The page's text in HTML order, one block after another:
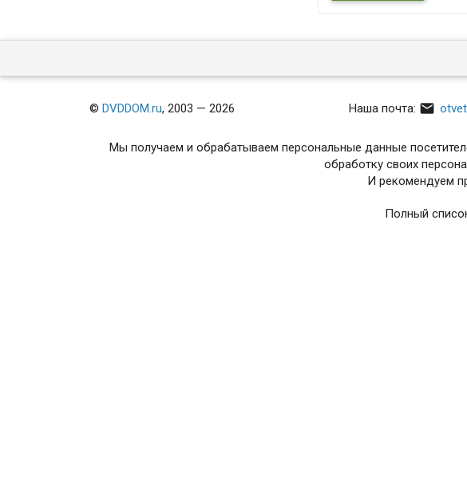
©DVDDOM.ru, 2003 — 2026 Наша почта: 
Мы получаем и обрабатываем персональные данные
обработку своих
И рекомендуем
Полный